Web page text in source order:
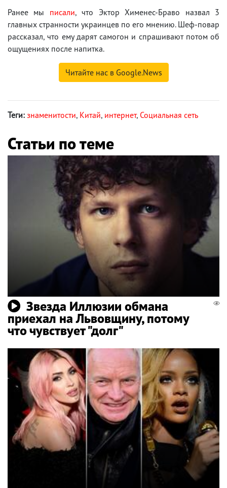
Ранее мы писали, что Эктор Хименес-Браво назвал 3
главных странности украинцев по его мнению. Шеф-повар
рассказал, что ему дарят самогон и спрашивают потом об
ощущениях после напитка.
Читайте нас в Google.News
Теги: знаменитости, Китай, интернет, Социальная сеть
Статьи по теме
Звезда Иллюзии обмана
приехал на Львовщину, потому
что чувствует "долг"